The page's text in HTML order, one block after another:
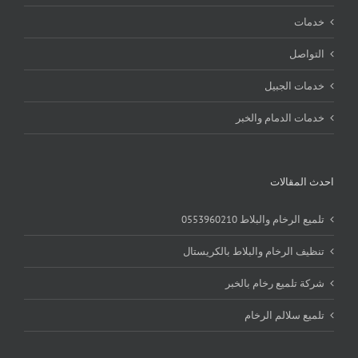
خدمات
التواصل
خدمات الجبيل
خدمات الدمام والخبر
احدث المقالات
تلميع الرخام والبلاط 0553960210
تنظيف الرخام والبلاط بالكريستال
شركة تلميع رخام بالخبر
تلميع سلالم الرخام